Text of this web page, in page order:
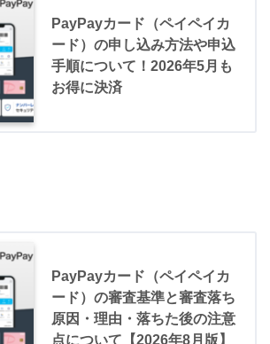
PayPayカード（ペイペイカ
ード）の申し込み方法や申込
手順について！2026年5月も
お得に決済
PayPayカード（ペイペイカ
ード）の審査基準と審査落ち
原因・理由・落ちた後の注意
点について【2026年8月版】